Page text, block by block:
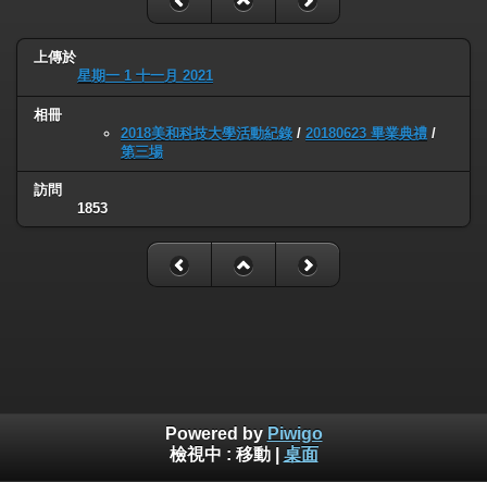
上傳於
星期一 1 十一月 2021
相冊
2018美和科技大學活動紀錄 / 20180623 畢業典禮 /
第三場
訪問
1853
Powered by Piwigo
檢視中 : 移動| 桌面